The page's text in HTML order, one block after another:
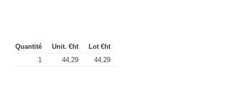
Quantité Unit. €ht
Lot €ht
1
44,29 44,29